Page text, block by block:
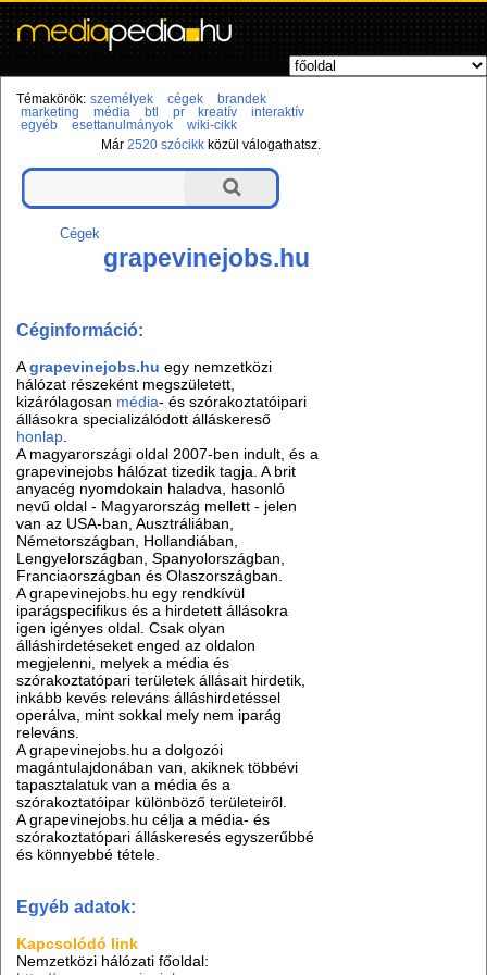
Témakörök: személyek cégek
brandek
marketing
média btl pr kreatív
interaktív
egyéb
esettanulmányok
wiki-cikk
Már2520 szócikk közül válogathatsz.
Cégek
grapevinejobs.hu
Céginformáció:
Agrapevinejobs.hu egy nemzetközi
hálózat részeként megszületett,
kizárólagosan média- és szórakoztatóipari
állásokra specializálódott álláskereső
honlap
A magyarországi oldal 2007-ben indult, és a
grapevinejobs hálózat tizedik tagja. A brit
anyacég nyomdokain haladva, hasonló
nevű oldal - Magyarország mellett - jelen
van az USA-ban, Ausztráliában,
Németországban, Hollandiában,
Lengyelországban, Spanyolországban,
Franciaországban és Olaszországban.
A grapevinejobs.hu egy rendkívül
iparágspecifikus és a hirdetett állásokra
igen igényes oldal. Csak olyan
álláshirdetéseket enged az oldalon
megjelenni, melyek a média és
szórakoztatópari területek állásait hirdetik,
inkább kevés releváns álláshirdetéssel
operálva, mint sokkal mely nem iparág
releváns.
A grapevinejobs.hu a dolgozói
magántulajdonában van, akiknek többévi
tapasztalatuk van a média és a
szórakoztatóipar különböző területeiről.
A grapevinejobs.hu célja a média- és
szórakoztatópari álláskeresés egyszerűbbé
és könnyebbé tétele.
Egyéb adatok:
Kapcsolódó link
Nemzetközi hálózati főoldal: